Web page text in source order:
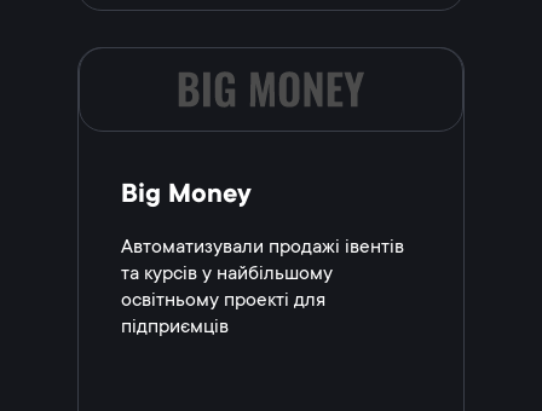
Big Money
Автоматизували продажі івентів
та курсів у найбільшому
освітньому проекті для
підприємців